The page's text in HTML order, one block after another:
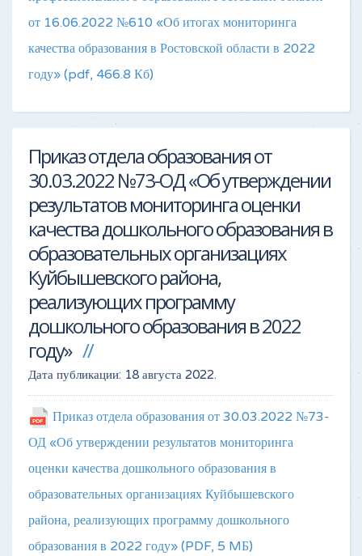
от 16.06.2022 №610 «Об итогах мониторинга
качества образования в Ростовской области в 2022
году» (pdf, 466.8 Кб)
Приказ отдела образования от
30.03.2022 №73-ОД «Об утверждении
результатов мониторинга оценки
качества дошкольного образования в
образовательных организациях
Куйбышевского района,
реализующих программу
дошкольного образования в 2022
году»
Дата публикации: 18 августа 2022.
Приказ отдела образования от 30.03.2022 №73-
ОД «Об утверждении результатов мониторинга
оценки качества дошкольного образования в
образовательных организациях Куйбышевского
района, реализующих программу дошкольного
образования в 2022 году» (PDF, 5 MБ)